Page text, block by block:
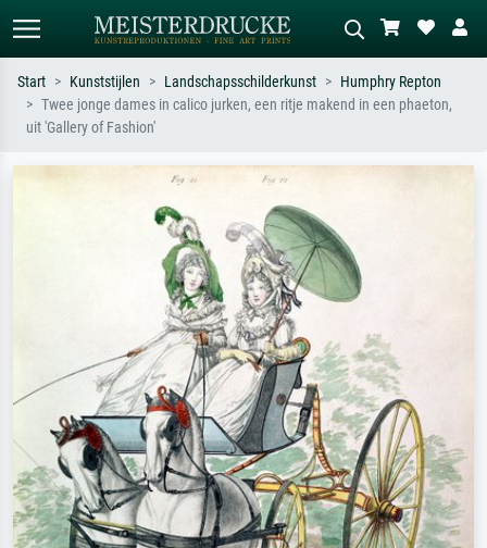
Standaard zoeken
Monet, Sterrennacht, impressionisme,
Hokusai-golf, naakt.
weide, abstract met veel rood, donker
olieverfschilderij, staand naakt naast
Start Kunststijlen Landschapsschilderkunst
Humphry Repton
Twee jonge dames in calico jurken, een ritje makend in een phaeton,
uit 'Gallery of Fashion'